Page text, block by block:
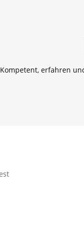
Kompetent, erfahren